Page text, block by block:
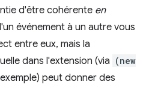
d'être cohérente en
événement à un autre vous
entre eux, mais la
dans l'extension (via (new
peut donner des